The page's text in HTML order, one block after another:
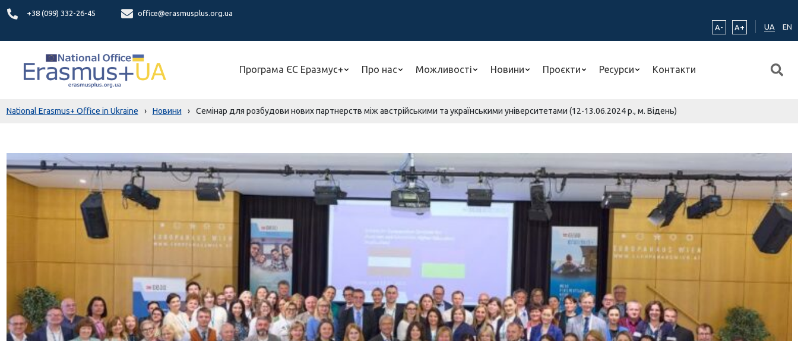
+38 (099) 332-26-45
office@erasmusplus.org.ua
A-
A+ UA EN
Програма ЄС Еразмус+ Про нас Можливості Новини Проєкти Ресурси Контакти
National Erasmus+ Office in Ukraine › Новини › Семінар для розбудови нових партнерств між австрійськими та українськими університетами (12-13.06.2024 р., м. Відень)